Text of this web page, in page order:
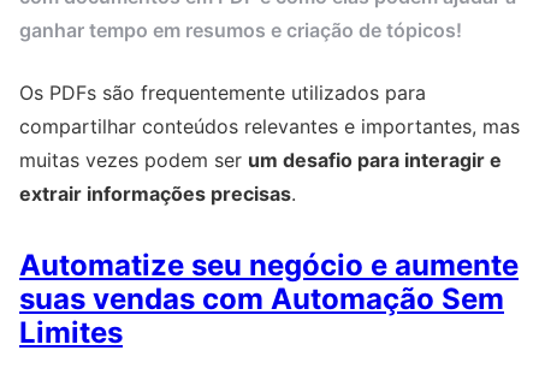
ganhar tempo em resumos e criação de tópicos!
Os PDFs são frequentemente utilizados para
compartilhar conteúdos relevantes e importantes, mas
muitas vezes podem ser um desafio para interagir e
extrair informações precisas.
Automatize seu negócio e aumente
suas vendas com Automação Sem
Limites